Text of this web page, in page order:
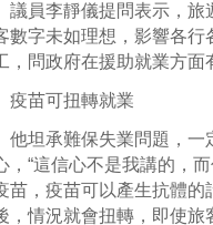
議員李靜儀提問表示，旅
數字未如理想，影響各
，問政府在援助就業方面
疫苗可扭轉就業
他坦承難保失業問題，一
，“這信心不是我講的，
苗，疫苗可以產生抗體
，情況就會扭轉，即使旅